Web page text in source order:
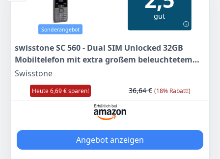
UVP:
Sonderangebot
gut
swisstone SC 560 - Dual SIM Unlocked 32GB
Mobiltelefon mit extra großem beleuchtetem
Farbdisplay, Schwarz
Swisstone
Heute 6,69 € sparen! 36,64 € (18% Rabatt!)
Angebot anzeigen